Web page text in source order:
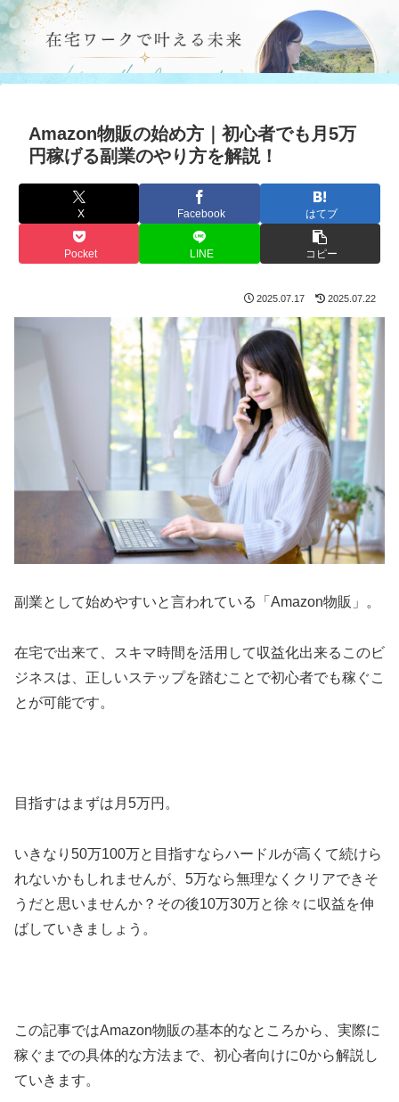
Amazon物販の始め方｜初心者でも月5万
円稼げる副業のやり方を解説！
X Facebook はてブ
Pocket LINE コピー
2025.07.17 2025.07.22
副業として始めやすいと言われている「Amazon物販」。
在宅で出来て、スキマ時間を活用して収益化出来るこのビ
ジネスは、正しいステップを踏むことで初心者でも稼ぐこ
とが可能です。
目指すはまずは月5万円。
いきなり50万100万と目指すならハードルが高くて続けら
れないかもしれませんが、5万なら無理なくクリアできそ
うだと思いませんか？その後10万30万と徐々に収益を伸
ばしていきましょう。
この記事ではAmazon物販の基本的なところから、実際に
稼ぐまでの具体的な方法まで、初心者向けに0から解説し
ていきます。